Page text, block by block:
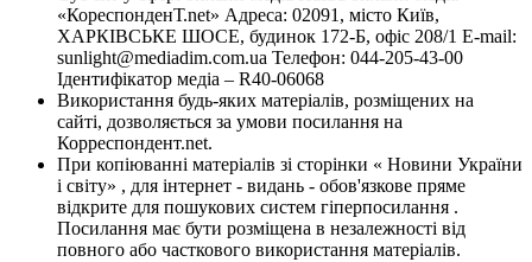
«КореспонденТ.net» Адреса: 02091, місто Київ,
ХАРКІВСЬКЕ ШОСЕ, будинок 172-Б, офіс 208/1 E-mail:
sunlight@mediadim.com.ua Телефон: 044-205-43-00
Ідентифікатор медіа – R40-06068
Використання будь-яких матеріалів, розміщених на
сайті, дозволяється за умови посилання на
Корреспондент.net.
При копіюванні матеріалів зі сторінки « Новини України
і світу» , для інтернет - видань - обов'язкове пряме
відкрите для пошукових систем гіперпосилання .
Посилання має бути розміщена в незалежності від
повного або часткового використання матеріалів.